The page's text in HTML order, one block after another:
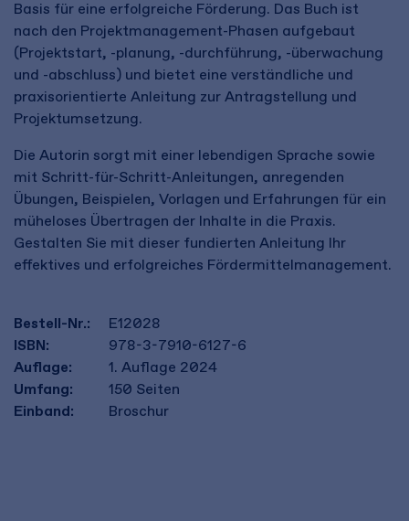
Basis für eine erfolgreiche Förderung. Das Buch ist
nach den Projektmanagement-Phasen aufgebaut
(Projektstart, -planung, -durchführung, -überwachung
und -abschluss) und bietet eine verständliche und
praxisorientierte Anleitung zur Antragstellung und
Projektumsetzung.
Die Autorin sorgt mit einer lebendigen Sprache sowie
mit Schritt-für-Schritt-Anleitungen, anregenden
Übungen, Beispielen, Vorlagen und Erfahrungen für ein
müheloses Übertragen der Inhalte in die Praxis.
Gestalten Sie mit dieser fundierten Anleitung Ihr
effektives und erfolgreiches Fördermittelmanagement.
Bestell-Nr.:
E12028
ISBN:
978-3-7910-6127-6
Auflage:
1. Auflage 2024
Umfang:
150 Seiten
Einband:
Broschur